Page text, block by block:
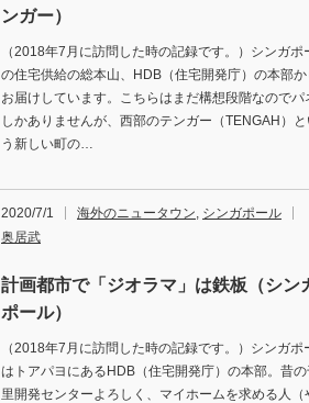
ンガー）
（2018年7月に訪問した時の記録です。）シンガポ
の住宅供給の総本山、HDB（住宅開発庁）の本部か
お届けしています。こちらはまだ構想段階なのでパ
しかありませんが、西部のテンガー（TENGAH）
う新しい町の…
2020/7/1 海外のニュータウン, シンガポール
奥居武
計画都市で「ジオラマ」は鉄板（シン
ポール）
（2018年7月に訪問した時の記録です。）シンガポ
はトアパヨにあるHDB（住宅開発庁）の本部。昔
里開発センターよろしく、マイホームを求める人（